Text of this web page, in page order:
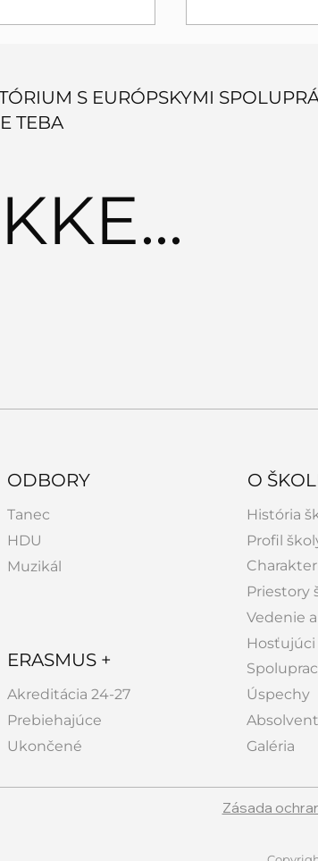
5 -
študentov
a
S EURÓPSKYMI
TEBA
ODBORY
Tanec
HDU
Muzikál
ERASMUS +
Akreditácia 24-27
Prebiehajúce
Ukončené
O
História
Profil
Priestory
Vedenie
Úspechy
Galéria
Zásada